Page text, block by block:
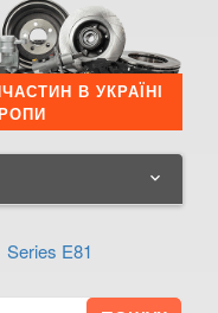
В УКРАЇНІ
keyboard_arrow_down
Series E81